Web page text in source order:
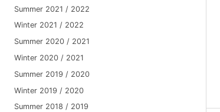
Summer 2021 / 2022
Winter 2021 / 2022
Summer 2020 / 2021
Winter 2020 / 2021
Summer 2019 / 2020
Winter 2019 / 2020
Summer 2018 / 2019